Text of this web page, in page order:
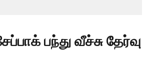
பந்து வீச்சு தேர்வு